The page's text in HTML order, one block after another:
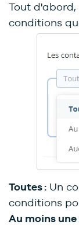
Tout
conditions
Toutes : Un
conditions
Au moins une